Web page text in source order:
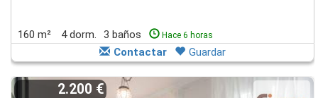
160 m² 4 dorm. 3 baños Hace 6 horas
Contactar Guardar
2.200 €